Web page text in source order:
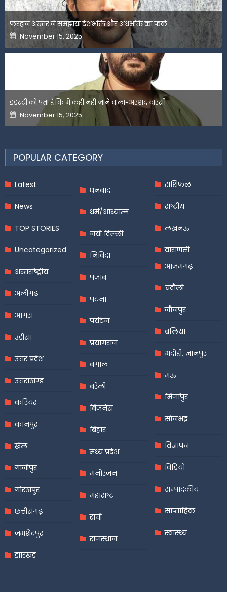
फरहान अख्तर ने समझाया देशभक्ति और अंधभक्ति का फर्क
Posted
on
November 15, 2025
इंडस्ट्री को पता है कि मैं कहीं नहीं जाने वाला-अरशद वारसी
Posted
on
November 15, 2025
POPULAR CATEGORY
Latest
News
TOP STORIES
Uncategorized
अन्तर्राष्ट्रीय
अलीगढ़
आगरा
उड़ीसा
उत्तर प्रदेश
उत्तराखण्ड
करियर
कानपुर
खेल
गाजीपुर
गोरखपुर
छत्तीसगढ़
जमशेदपुर
झारखंड
धनबाद
धर्म/आध्यात्म
नयी दिल्ली
निविदा
पंजाब
पटना
पर्यटन
प्रयागराज
बंगाल
बरेली
बिजनेस
बिहार
मध्य प्रदेश
मनोरंजन
महाराष्ट्र
रांची
राजस्थान
राशिफल
राष्ट्रीय
लखनऊ
वाराणसी
आज़मगढ़
चंदौली
जौनपुर
बलिया
भदोही, ज्ञानपुर
मऊ
मिर्जापुर
सोनभद्र
विज्ञापन
विडियो
सम्पादकीय
साप्ताहिक
स्वास्थ्य